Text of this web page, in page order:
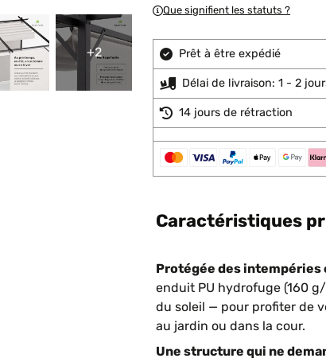
+2
Que signifient les statuts ?
Prêt à être expédié
Délai de livraison: 1 - 2
14 jours de rétraction
Caractéristiques
Protégée des intempéries
enduit PU hydrofuge (160
du soleil — pour profiter de
au jardin ou dans la cour.
Une structure qui ne